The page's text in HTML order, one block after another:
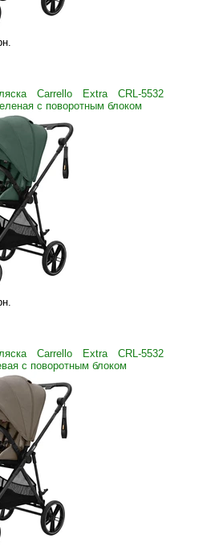
.
Carrello Extra CRL-5532
с поворотным блоком
.
Carrello Extra CRL-5532
с поворотным блоком